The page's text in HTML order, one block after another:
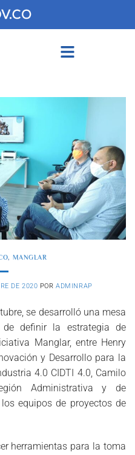
, MANGLAR
DE 2020 PORADMINRAP
se desarrolló una mesa
definir la estrategia de
Manglar, entre Henry
y Desarrollo para la
4.0 CIDTI 4.0, Camilo
Administrativa y de
equipos de proyectos de
herramientas para la toma